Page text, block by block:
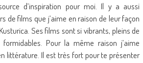
d’inspiration pour moi. Il y a aussi
de films que j’aime en raison de leur façon
Ses films sont si vibrants, pleins de
Pour la même raison j’aime
littérature. Il est très fort pour te présenter